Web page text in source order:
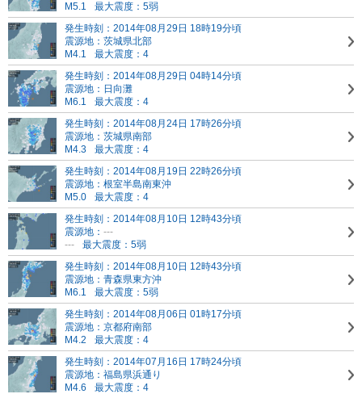
M5.1
最大震度：5弱
発生時刻：2014年08月29日 18時19分頃
震源地：茨城県北部
M4.1
最大震度：4
発生時刻：2014年08月29日 04時14分頃
震源地：日向灘
M6.1
最大震度：4
発生時刻：2014年08月24日 17時26分頃
震源地：茨城県南部
M4.3
最大震度：4
発生時刻：2014年08月19日 22時26分頃
震源地：根室半島南東沖
M5.0
最大震度：4
発生時刻：2014年08月10日 12時43分頃
震源地： ---
---
最大震度：5弱
発生時刻：2014年08月10日 12時43分頃
震源地：青森県東方沖
M6.1
最大震度：5弱
発生時刻：2014年08月06日 01時17分頃
震源地：京都府南部
M4.2
最大震度：4
発生時刻：2014年07月16日 17時24分頃
震源地：福島県浜通り
M4.6
最大震度：4